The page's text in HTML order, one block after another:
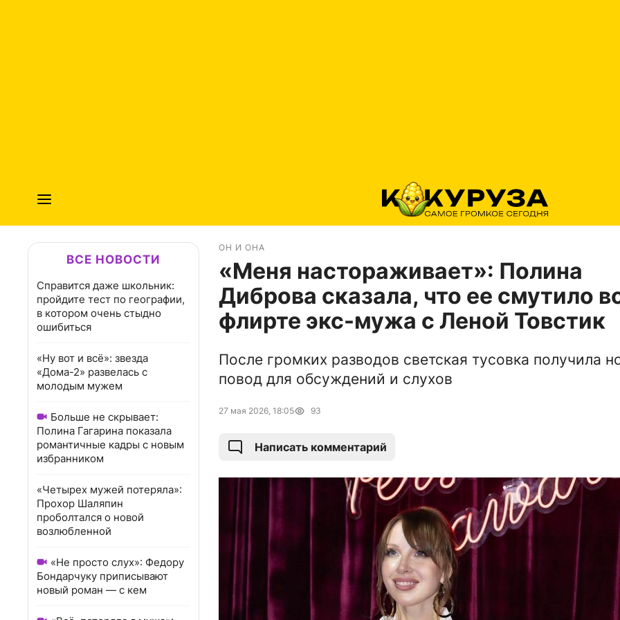
ВСЕ НОВОСТИ
Справится даже школьник:
пройдите тест по географии,
в котором очень стыдно
ошибиться
«Ну вот и всё»: звезда
«Дома-2» развелась с
молодым мужем
Больше не скрывает:
Полина Гагарина показала
романтичные кадры с новым
избранником
«Четырех мужей потеряла»:
Прохор Шаляпин
проболтался о новой
возлюбленной
«Не просто слух»: Федору
Бондарчуку приписывают
новый роман — с кем
ОН И ОНА
«Меня настораживает»: Полина
Диброва сказала, что ее смутило
флирте экс-мужа с Леной Товстик
После громких разводов светская тусовка получила
повод для обсуждений и слухов
27 мая 2026, 18:05 93
Написать комментарий